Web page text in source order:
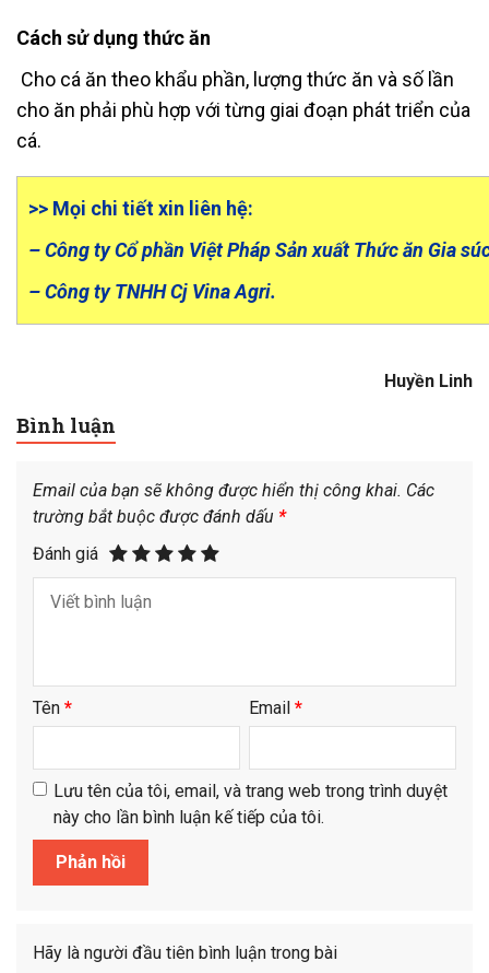
Cách sử dụng thức ăn
Cho cá ăn theo khẩu phần, lượng thức ăn và số lần
cho ăn phải phù hợp với từng giai đoạn phát triển của
cá.
>> Mọi chi tiết xin liên hệ:
– Công ty Cổ phần Việt Pháp Sản xuất Thức ăn Gia
– Công ty TNHH Cj Vina Agri.
Huyền Linh
Bình luận
Email của bạn sẽ không được hiển thị công khai. Các
trường bắt buộc được đánh dấu *
Đánh giá
Tên * Email *
Lưu tên của tôi, email, và trang web trong trình duyệt
này cho lần bình luận kế tiếp của tôi.
Hãy là người đầu tiên bình luận trong bài